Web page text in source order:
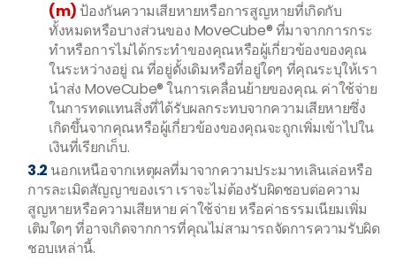
(m) ป้องกันความเสียหายหรือการสูญหายที่เกิดกับ
ทั้งหมดหรือบางส่วนของ MoveCube® ที่มาจากการกระ
ทำหรือการไม่ได้กระทำของคุณหรือผู้เกี่ยวข้องของคุณ
ในระหว่างอยู่ ณ ที่อยู่ดั้งเดิมหรือที่อยู่ใดๆ ที่คุณระบุให้เรา
นำส่ง MoveCube® ในการเคลื่อนย้ายของคุณ. ค่าใช้จ่าย
ในการทดแทนสิ่งที่ได้รับผลกระทบจากความเสียหายซึ่ง
เกิดขึ้นจากคุณหรือผู้เกี่ยวข้องของคุณจะถูกเพิ่มเข้าไปใน
เงินที่เรียกเก็บ.
3.2 นอกเหนือจากเหตุผลที่มาจากความประมาทเลินเล่อหรือ
การละเมิดสัญญาของเรา เราจะไม่ต้องรับผิดชอบต่อความ
สูญหายหรือความเสียหาย ค่าใช้จ่าย หรือค่าธรรมเนียมเพิ่ม
เติมใดๆ ที่อาจเกิดจากการที่คุณไม่สามารถจัดการความรับผิด
ชอบเหล่านี้.